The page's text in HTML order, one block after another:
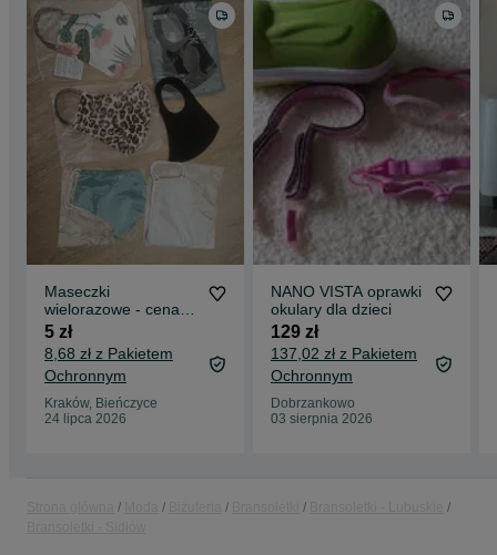
Maseczki
wielorazowe - cena
za zestaw
5 zł
8,68 zł z Pakietem
Ochronnym
Kraków, Bieńczyce
24 lipca 2026
NANO VISTA oprawki
okulary dla dzieci
129 zł
137,02 zł z Pakietem
Ochronnym
Dobrzankowo
03 sierpnia 2026